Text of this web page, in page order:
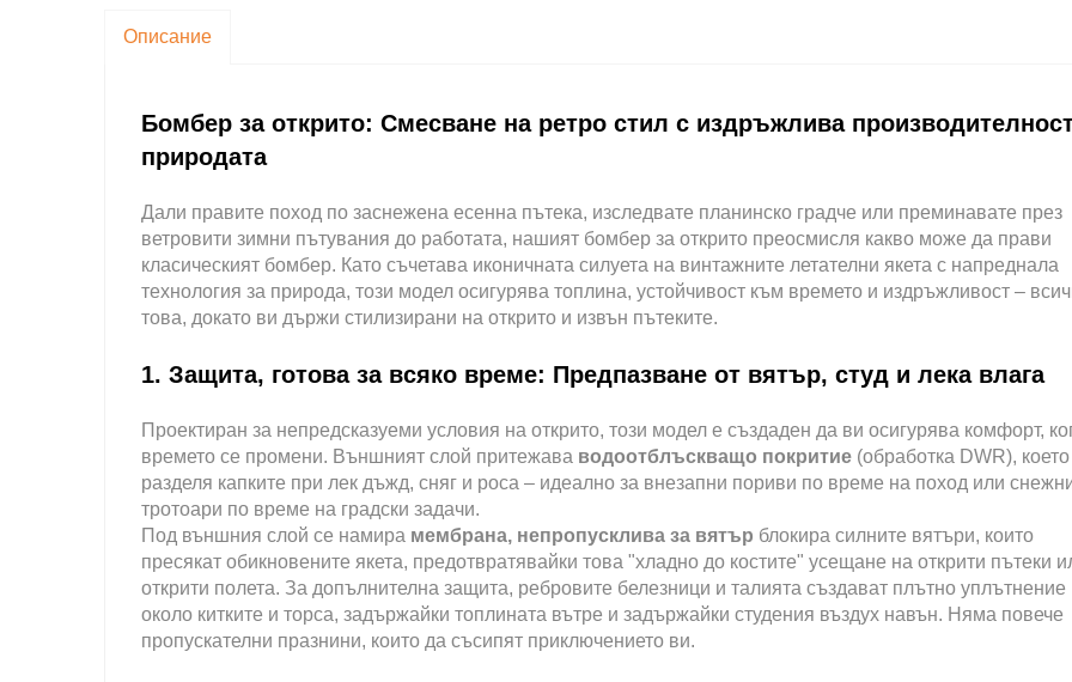
Описание
Бомбер за открито: Смесване на ретро стил с издръжлива
природата
Дали правите поход по заснежена есенна пътека, изследвате планинско градче или преминавате през
ветровити зимни пътувания до работата, нашият бомбер за открито преосмисля какво може да прави
класическият бомбер. Като съчетава иконичната силуета на винтажните летателни якета с напреднала
технология за природа, този модел осигурява топлина, устойчивост към времето и издръжливост –
това, докато ви държи стилизирани на открито и извън пътеките.
1. Защита, готова за всяко време: Предпазване от вятър, студ и лека влага
Проектиран за непредсказуеми условия на открито, този модел е създаден да ви осигурява комфорт,
времето се промени. Външният слой притежава водоотблъскващо покритие (обработка DWR), което
разделя капките при лек дъжд, сняг и роса – идеално за внезапни пориви по време на поход или
тротоари по време на градски задачи.
Под външния слой се намира мембрана, непропусклива за вятър блокира силните вятъри, които
пресякат обикновените якета, предотвратявайки това "хладно до костите" усещане на открити пътеки
открити полета. За допълнителна защита, ребровите белезници и талията създават плътно уплътнение
около китките и торса, задържайки топлината вътре и задържайки студения въздух навън. Няма повече
пропускателни празнини, които да съсипят приключението ви.